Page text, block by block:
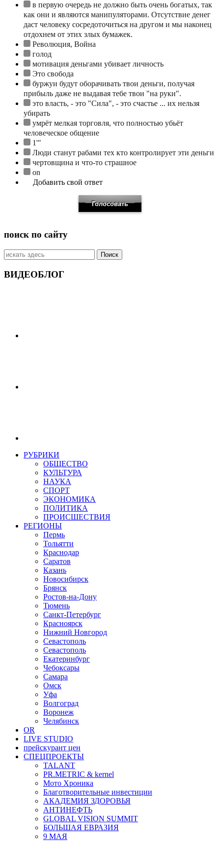
в первую очередь не должно быть очень богатых, так
как они и являются манипуляторами. Отсутствие денег
даст человеку сосредоточиться на другом и мы наконец
отдохнем от этих злых бумажек.
Революция, Война
голод
мотивация деньгами убивает личность
Это свобода
буржуи будут оборачивать твои деньги, получая
прибыль даже не выдавая тебе твои "на руки".
это власть, - это "Сила", - это счастье ... их нельзя
убирать
умрёт мелкая торговля, что полностью убьёт
человеческое общение
1'"
Люди станут рабами тех кто контролирует эти деньги
чертовщина и что-то страшное
on
Добавить свой ответ
поиск по сайту
Искать:
ВИДЕОБЛОГ
РУБРИКИ
ОБЩЕСТВО
КУЛЬТУРА
НАУКА
СПОРТ
ЭКОНОМИКА
ПОЛИТИКА
ПРОИСШЕСТВИЯ
РЕГИОНЫ
Пермь
Тольятти
Краснодар
Саратов
Казань
Новосибирск
Брянск
Ростов-на-Дону
Тюмень
Санкт-Петербург
Красноярск
Нижний Новгород
Севастополь
Севастополь
Екатеринбург
Чебоксары
Самара
Омск
Уфа
Волгоград
Воронеж
Челябинск
OR
LIVE STUDIO
прейскурант цен
СПЕЦПРОЕКТЫ
TALANT
PR.METRIC & kernel
Мото Хроника
Благотворительные инвестиции
АКАДЕМИЯ ЗДОРОВЬЯ
АНТИНЕФТЬ
GLOBAL VISION SUMMIT
БОЛЬШАЯ ЕВРАЗИЯ
9 МАЯ